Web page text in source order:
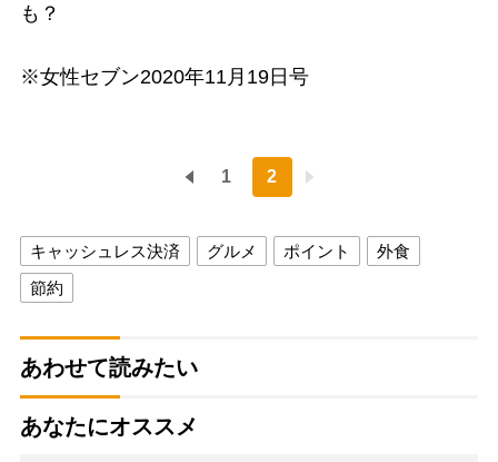
も？
※女性セブン2020年11月19日号
1 2
キャッシュレス決済 グルメ ポイント
外食
節約
あわせて読みたい
あなたにオススメ